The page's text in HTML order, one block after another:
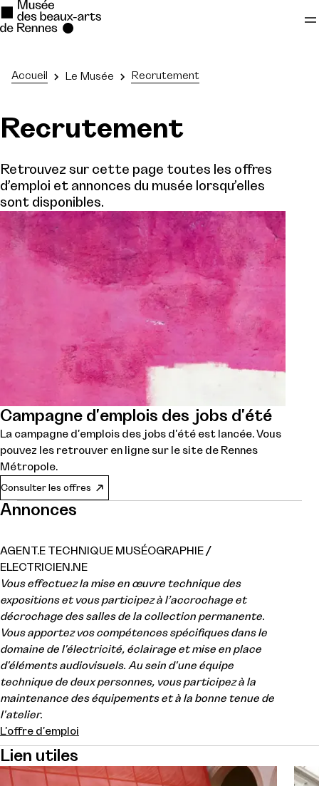
Se rendre au
Pied de page
Accueil Le Musée Recrutement
Recrutement
Retrouvez sur cette page toutes les offres
d’emploi et annonces du musée lorsqu’elles
sont disponibles.
Campagne d'emplois des jobs d'été
La campagne d'emplois des jobs d'été est lancée. Vous
pouvez les retrouver en ligne sur le site de Rennes
Métropole.
Consulter les offres
Annonces
AGENT.E TECHNIQUE MUSÉOGRAPHIE /
ELECTRICIEN.NE
Vous effectuez la mise en œuvre technique des
expositions et vous participez à l’accrochage et
décrochage des salles de la collection permanente.
Vous apportez vos compétences spécifiques dans le
domaine de l'électricité, éclairage et mise en place
d'éléments audiovisuels. Au sein d'une équipe
technique de deux personnes, vous participez à la
maintenance des équipements et à la bonne tenue de
l'atelier.
L'offre d'emploi
Lien utiles